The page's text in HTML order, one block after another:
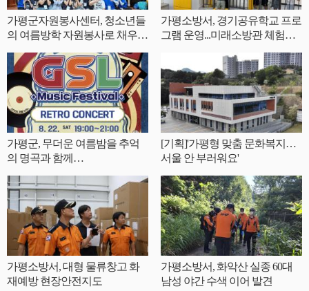
가평군자원봉사센터, 청소년들
의 여름방학 자원봉사로 채우
다.
가평소방서, 경기공유학교 프로
그램 운영...미래소방관 체험으
가평군, 무더운 여름밤을 추억
의 명곡과 함께…
[기획]'가평형 맞춤 문화복지…
서울 안 부러워요'
가평소방서, 대형 물류창고 화
재예방 현장안전지도
가평소방서, 화악산 실종 60대
남성 야간 수색 이어 발견